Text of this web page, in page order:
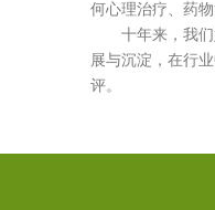
何心理治疗、药物
十年来，我们
展与沉淀，在行
评。